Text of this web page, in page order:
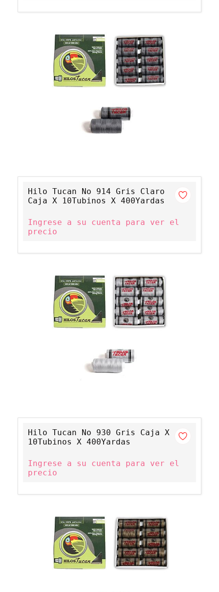
Hilo Tucan No 914 Gris Claro
Caja X 10Tubinos X 400Yardas
Ingrese a su cuenta para ver el
precio
Hilo Tucan No 930 Gris Caja X
10Tubinos X 400Yardas
Ingrese a su cuenta para ver el
precio